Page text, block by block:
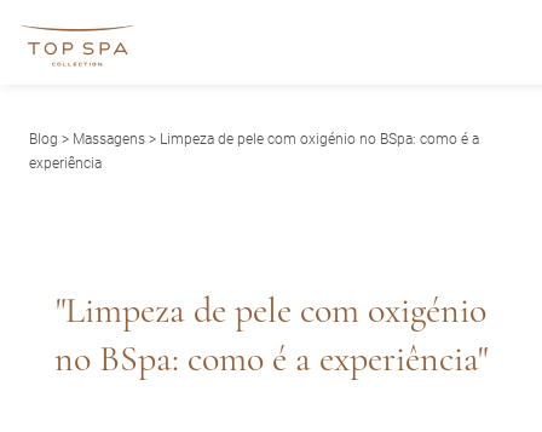
Blog > Massagens > Limpeza de pele com oxigénio no BSpa: como é a
experiência
"Limpeza de pele com oxigénio
no BSpa: como é a experiência"